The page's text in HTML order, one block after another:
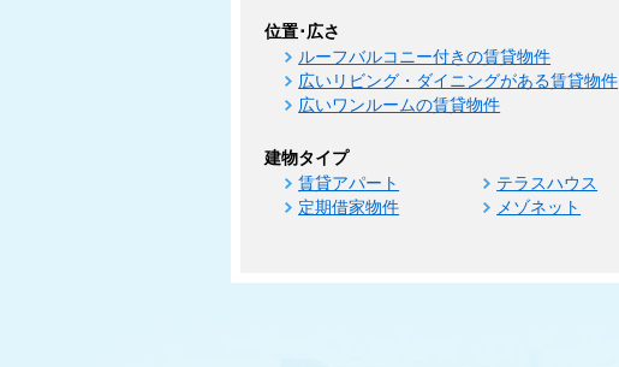
位置･広さ
ルーフバルコニー付きの賃貸物件
広いリビング・ダイニングがある賃貸物件
広いワンルームの賃貸物件
建物タイプ
賃貸アパート テラスハウス
定期借家物件
メゾネット